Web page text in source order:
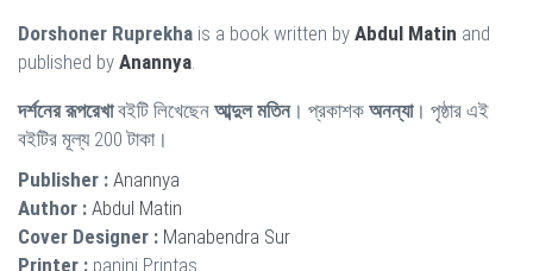
Dorshoner Ruprekha is a book written by Abdul Matin and
published by Anannya
দর্শনের রূপরেখাবইটি লিখেছেন আব্দুল মতিন। প্রকাশক অনন্যা। পৃষ্ঠার এই
বইটির মূল্য 200 টাকা।
Publisher : Anannya
Author : Abdul Matin
Cover Designer : Manabendra Sur
Printer : panini Printas